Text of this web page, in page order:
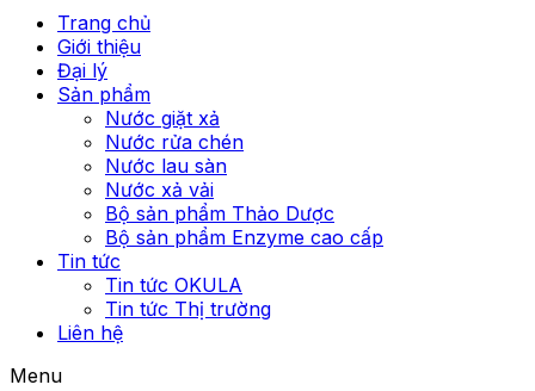
Trang chủ
Giới thiệu
Đại lý
Sản phẩm
Nước giặt xả
Nước rửa chén
Nước lau sàn
Nước xả vải
Bộ sản phẩm Thảo Dược
Bộ sản phẩm Enzyme cao cấp
Tin tức
Tin tức OKULA
Tin tức Thị trường
Liên hệ
Menu